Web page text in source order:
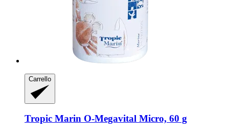
Carrello
Tropic Marin O-​Megavital Micro, 60 g